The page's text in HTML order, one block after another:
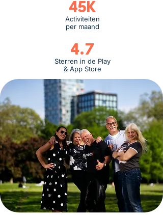
45K
Activiteiten
per maand
4.7
Sterren in de Play
& App Store